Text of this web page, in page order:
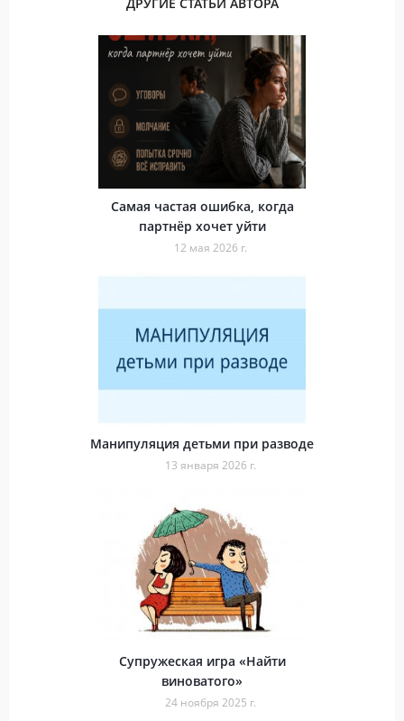
Самая частая ошибка, когда
партнёр хочет уйти
12 мая 2026 г.
Манипуляция детьми при разводе
13 января 2026 г.
Супружеская игра «Найти
виноватого»
24 ноября 2025 г.